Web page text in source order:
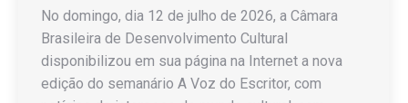
No domingo, dia 12 de julho de 2026, a Câmara
Brasileira de Desenvolvimento Cultural
disponibilizou em sua página na Internet a nova
edição do semanário A Voz do Escritor, com